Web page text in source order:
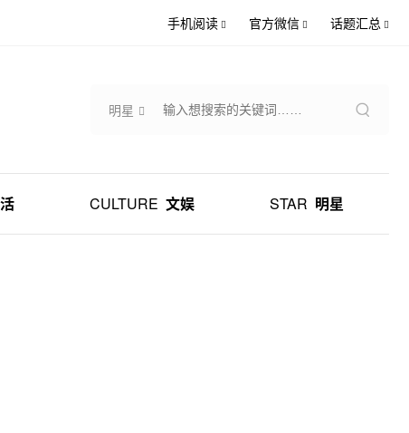
手机阅读 官方微信 话题汇总
明星
CULTURE 文娱 STAR 明星